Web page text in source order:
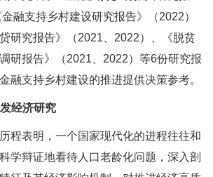
融支持乡村建设研究报告》（2022）
研究报告》（2021、2022）、《脱贫
研报告》（2021、2022）等6份研究报
融支持乡村建设的推进提供决策参考。
经济研究
程表明，一个国家现代化的进程往往和
学辩证地看待人口老龄化问题，深入剖